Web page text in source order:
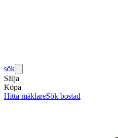
sök
Sälja
Köpa
Hitta mäklareSök bostad